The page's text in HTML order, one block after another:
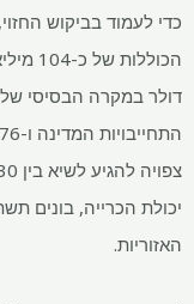
יכולת הכרייה, בונים
האזוריות.